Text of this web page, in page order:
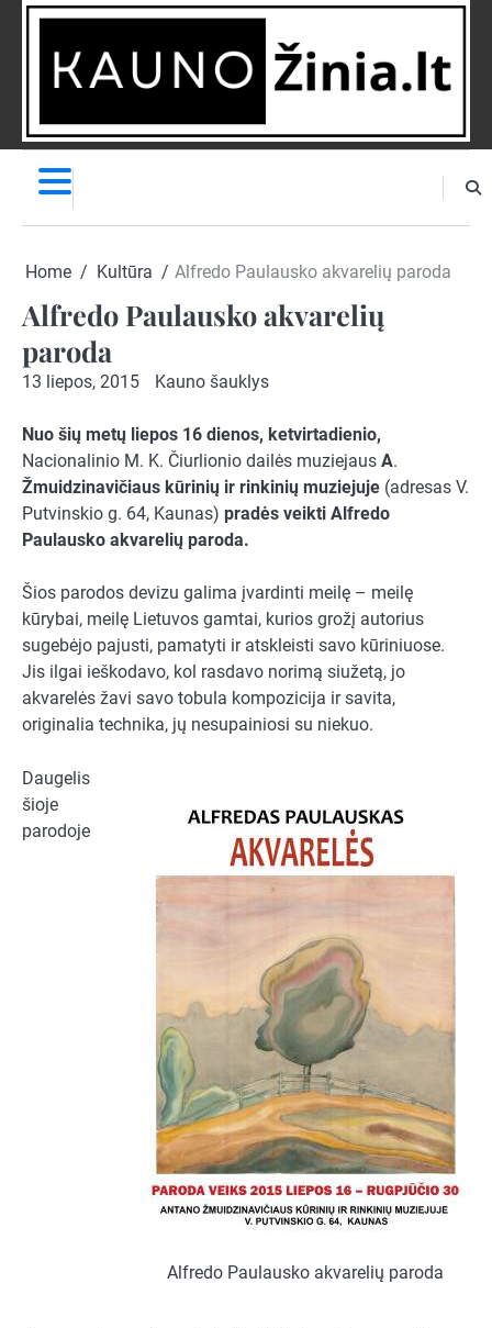
Skip
NAUJIENĄ
Home Kultūra Alfredo Paulausko akvarelių paroda
Alfredo Paulausko akvarelių
paroda
13 liepos, 2015 Kauno šauklys
Nuo šių metų liepos 16 dienos, ketvirtadienio,
Nacionalinio M. K. Čiurlionio dailės muziejaus A.
Žmuidzinavičiaus kūrinių ir rinkinių muziejuje (adresas V.
Putvinskio g. 64, Kaunas) pradės veikti Alfredo
Paulausko akvarelių paroda.
Šios parodos devizu galima įvardinti meilę – meilę
kūrybai, meilę Lietuvos gamtai, kurios grožį autorius
sugebėjo pajusti, pamatyti ir atskleisti savo kūriniuose.
Jis ilgai ieškodavo, kol rasdavo norimą siužetą, jo
akvarelės žavi savo tobula kompozicija ir savita,
originalia technika, jų nesupainiosi su niekuo.
Alfredo Paulausko akvarelių paroda
Daugelis
šioje
parodoje